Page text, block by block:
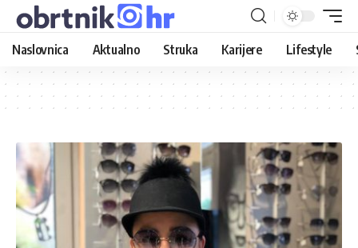
Naslovnica Aktualno Struka Karijere Lifestyle